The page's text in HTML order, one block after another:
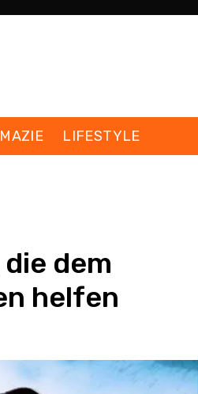
LIFESTYLE
dem
helfen